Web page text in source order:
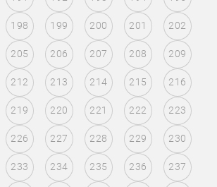
198 199 200 201 202
205 206 207 208 209
212 213 214 215 216
219 220 221 222 223
226 227 228 229 230
233 234 235 236 237